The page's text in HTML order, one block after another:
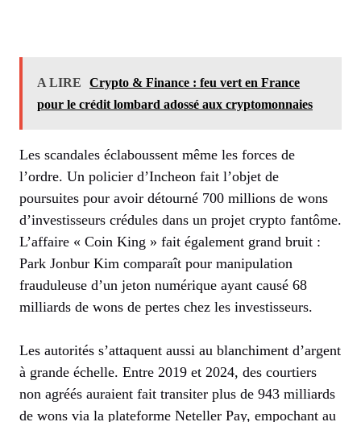
A LIRE
Crypto & Finance : feu vert en France
pour le crédit lombard adossé aux cryptomonnaies
Les scandales éclaboussent même les forces de
l’ordre. Un policier d’Incheon fait l’objet de
poursuites pour avoir détourné 700 millions de wons
d’investisseurs crédules dans un projet crypto fantôme.
L’affaire « Coin King » fait également grand bruit :
Park Jonbur Kim comparaît pour manipulation
frauduleuse d’un jeton numérique ayant causé 68
milliards de wons de pertes chez les investisseurs.
Les autorités s’attaquent aussi au blanchiment d’argent
à grande échelle. Entre 2019 et 2024, des courtiers
non agréés auraient fait transiter plus de 943 milliards
de wons via la plateforme Neteller Pay, empochant au